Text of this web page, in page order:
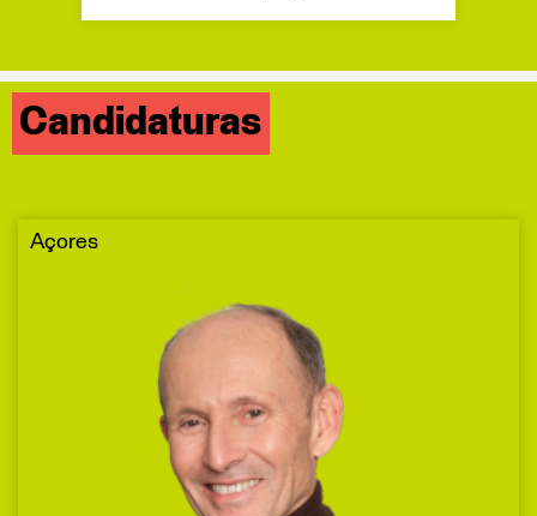
Candidaturas
Açores